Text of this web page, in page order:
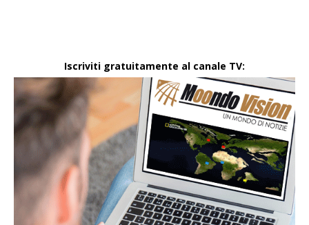
Iscriviti gratuitamente al canale TV: